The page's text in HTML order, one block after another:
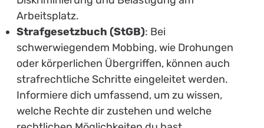
Arbeitsplatz.
Strafgesetzbuch (StGB): Bei
schwerwiegendem Mobbing, wie Drohungen
oder körperlichen Übergriffen, können auch
strafrechtliche Schritte eingeleitet werden.
Informiere dich umfassend, um zu wissen,
welche Rechte dir zustehen und welche